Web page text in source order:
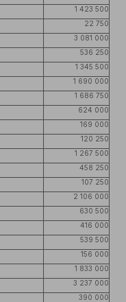
1 423 500
22 750
3 081 000
536 250
1 345 500
1 690 000
1 686 750
624 000
169 000
120 250
1 267 500
458 250
107 250
2 106 000
630 500
416 000
539 500
156 000
1 833 000
3 237 000
390 000